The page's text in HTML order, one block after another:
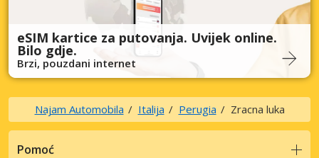
eSIM kartice za putovanja. Uvijek online.
Bilo gdje.
Brzi, pouzdani internet
Najam Automobila Italija Perugia Zracna luka
Pomoć